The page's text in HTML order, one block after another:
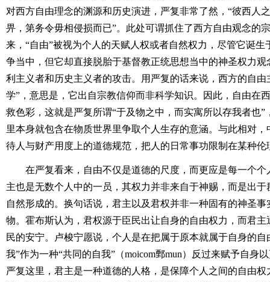
对西方自由理念的渊源和历史演进，严复非常了然，“彼西人
畀，第务令毋相侵损而已”。此处可谓抓住了西方自由观念的
来，“自由”被视为个人的天赋人权或者自然权力，尽管它诞
争当中，但它却直接脱胎于基督教正统思想当中的神圣权力
利主义者和历史主义者的攻击。用严复的话来说，西方的自由
学”，意思是，它出自宗教信仰而非科学知识。因此，自由在
救色彩，这就是严复所谓“于及物之中，而实寓所以存我者也
里本身就包含在物质世界里争取个人生存的意涵。与此相对，
待人与财产用度上的道德规范，把人的日常事功限制在某种伦
在严复看来，自由不仅是道德的尺度，而更应是每一个
主也是无数个人中的一员，其权力并非来自于神赐，而是出
自然形成的。换句话说，君主以及君权并非一种固有的神圣
物。霍布斯认为，君权源于臣民出让自身的自由权力，而君
民的安宁。卢梭宁愿说，个人是在把属于原本就属于自身的
我”作为一种“共同的自我”（moicom鄄mun）反过来赋予自身
严复这里，君主是一种道德的人格，是保障个人之间的自由权